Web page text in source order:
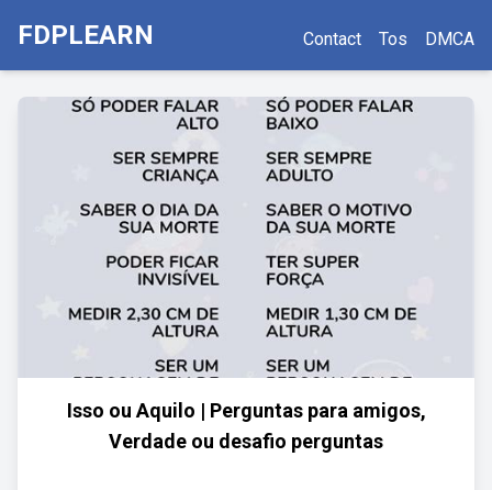
FDPLEARN Contact Tos DMCA
Isso ou Aquilo | Perguntas para amigos,
Verdade ou desafio perguntas